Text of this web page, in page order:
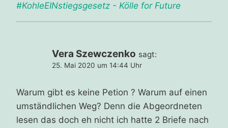
#KohleEINstiegsgesetz - Kölle for Future
Vera Szewczenko sagt:
25. Mai 2020 um 14:44 Uhr
Warum gibt es keine Petion ? Warum auf einen
umständlichen Weg? Denn die Abgeordneten
lesen das doch eh nicht ich hatte 2 Briefe nach